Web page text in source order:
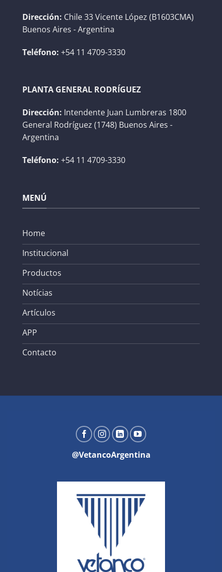
Dirección: Chile 33 Vicente López (B1603CMA)
Buenos Aires - Argentina
Teléfono: +54 11 4709-3330
PLANTA GENERAL RODRÍGUEZ
Dirección: Intendente Juan Lumbreras 1800
General Rodríguez (1748) Buenos Aires -
Argentina
Teléfono: +54 11 4709-3330
MENÚ
Home
Institucional
Productos
Notícias
Artículos
APP
Contacto
@VetancoArgentina